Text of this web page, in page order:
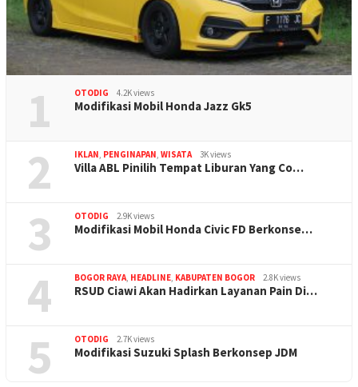
1 OTODIG 4.2K views
Modifikasi Mobil Honda Jazz Gk5
2 IKLAN PENGINAPAN WISATA 3K views
Villa ABL Pinilih Tempat Liburan Yang Co…
3 OTODIG 2.9K views
Modifikasi Mobil Honda Civic FD Berkonse…
4 BOGOR RAYA HEADLINE KABUPATEN BOGOR 2.8K views
RSUD Ciawi Akan Hadirkan Layanan Pain Di…
5 OTODIG 2.7K views
Modifikasi Suzuki Splash Berkonsep JDM